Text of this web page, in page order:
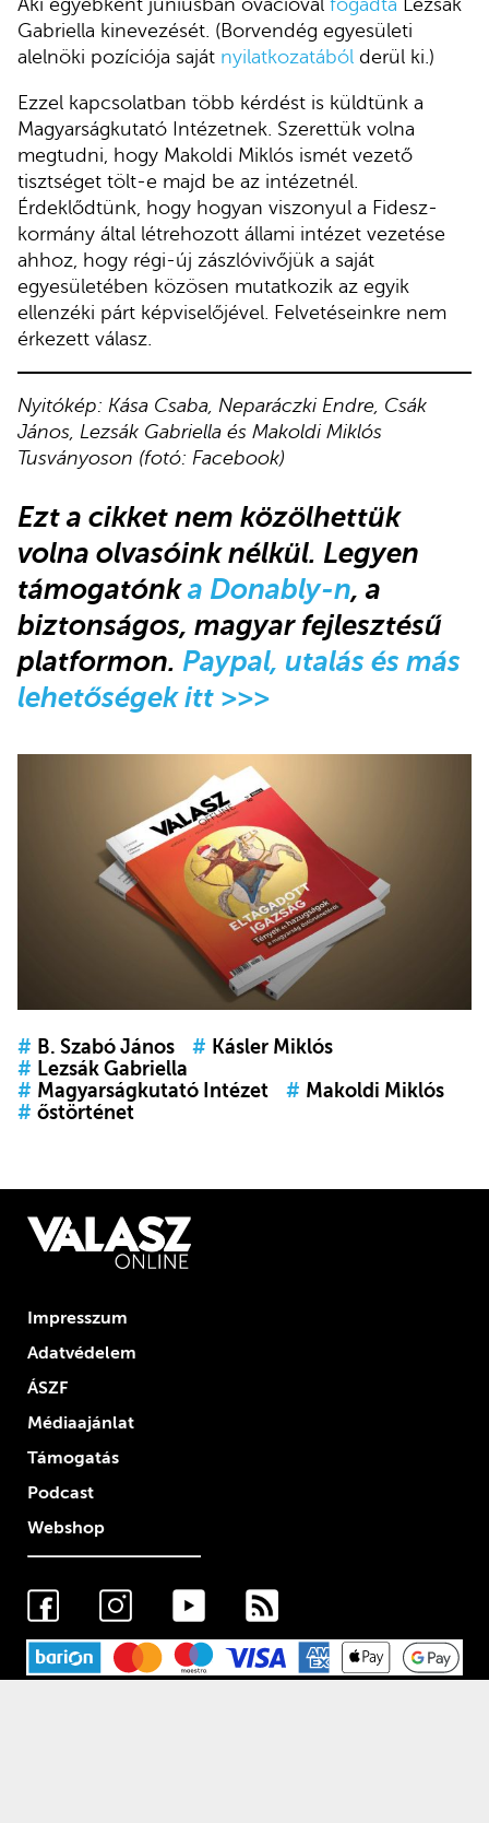
Aki egyébként júniusban ovációval fogadta Lezsák
Gabriella kinevezését. (Borvendég egyesületi
alelnöki pozíciója saját nyilatkozatából derül ki.)
Ezzel kapcsolatban több kérdést is küldtünk a
Magyarságkutató Intézetnek. Szerettük volna
megtudni, hogy Makoldi Miklós ismét vezető
tisztséget tölt-e majd be az intézetnél.
Érdeklődtünk, hogy hogyan viszonyul a Fidesz-
kormány által létrehozott állami intézet vezetése
ahhoz, hogy régi-új zászlóvivőjük a saját
egyesületében közösen mutatkozik az egyik
ellenzéki párt képviselőjével. Felvetéseinkre nem
érkezett válasz.
Nyitókép: Kása Csaba, Neparáczki Endre, Csák
János, Lezsák Gabriella és Makoldi Miklós
Tusványoson (fotó: Facebook)
Ezt a cikket nem közölhettük
volna olvasóink nélkül. Legyen
támogatónka Donably-n, a
biztonságos, magyar fejlesztésű
platformon. Paypal, utalás és más
lehetőségek itt >>>
# B. Szabó János # Kásler Miklós
# Lezsák Gabriella
# Magyarságkutató Intézet # Makoldi Miklós
# őstörténet
Impresszum
Adatvédelem
ÁSZF
Médiaajánlat
Támogatás
Podcast
Webshop